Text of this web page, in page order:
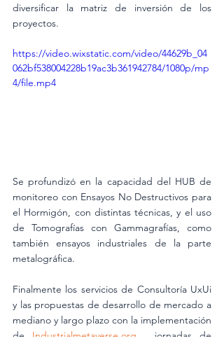
diversificar la matriz de inversión de los
proyectos.
https://video.wixstatic.com/video/44629b_04
062bf538004228b19ac3b361942784/1080p/mp
4/file.mp4
Se profundizó en la capacidad del HUB de
monitoreo con Ensayos No Destructivos para
el Hormigón, con distintas técnicas, y el uso
de Tomografías con Gammagrafías, como
también ensayos industriales de la parte
metalográfica.
Finalmente los servicios de Consultoría UxUi
y las propuestas de desarrollo de mercado a
mediano y largo plazo con la implementación
de Industrialmetaverse.org , jornadas de